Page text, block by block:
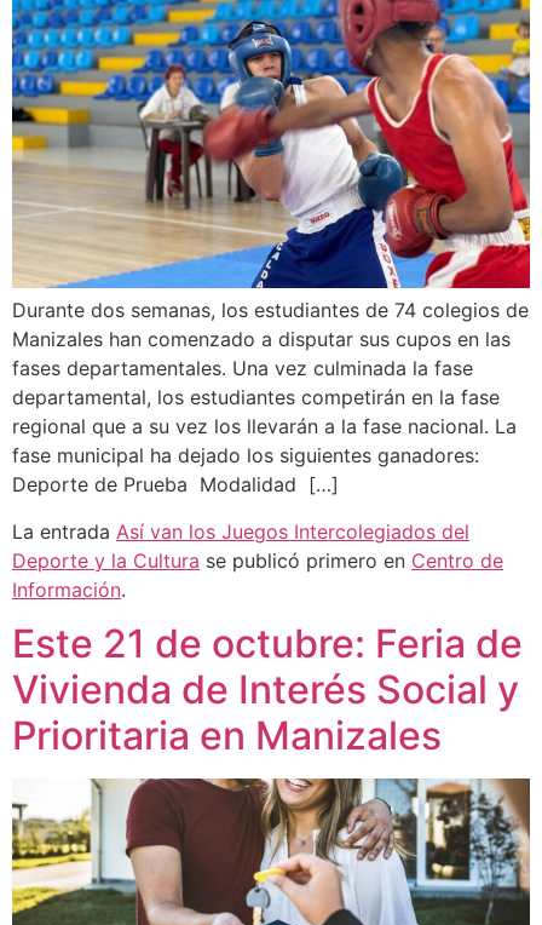
Durante dos semanas, los estudiantes de 74 colegios de
Manizales han comenzado a disputar sus cupos en las
fases departamentales. Una vez culminada la fase
departamental, los estudiantes competirán en la fase
regional que a su vez los llevarán a la fase nacional. La
fase municipal ha dejado los siguientes ganadores:
Deporte de Prueba Modalidad […]
La entrada Así van los Juegos Intercolegiados del
Deporte y la Cultura se publicó primero en Centro de
Información.
Este 21 de octubre: Feria de
Vivienda de Interés Social y
Prioritaria en Manizales